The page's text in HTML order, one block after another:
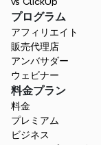
プログラム
アフィリエイト
販売代理店
アンバサダー
ウェビナー
料金プラン
料金
プレミアム
ビジネス